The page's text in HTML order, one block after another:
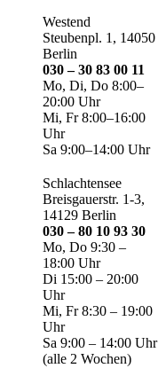
Westend
Steubenpl. 1, 14050
Berlin
030 – 30 83 00 11
Mo, Di, Do 8:00–
20:00 Uhr
Mi, Fr 8:00–16:00
Uhr
Sa 9:00–14:00 Uhr
Schlachtensee
Breisgauerstr. 1-3,
14129 Berlin
030 – 80 10 93 30
Mo, Do 9:30 –
18:00 Uhr
Di 15:00 – 20:00
Uhr
Mi, Fr 8:30 – 19:00
Uhr
Sa 9:00 – 14:00 Uhr
(alle 2 Wochen)